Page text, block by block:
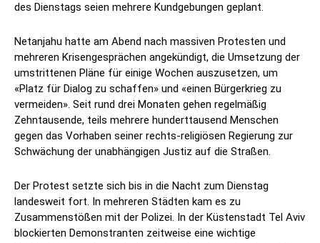
des Dienstags seien mehrere Kundgebungen geplant.
Netanjahu hatte am Abend nach massiven Protesten und
mehreren Krisengesprächen angekündigt, die Umsetzung der
umstrittenen Pläne für einige Wochen auszusetzen, um
«Platz für Dialog zu schaffen» und «einen Bürgerkrieg zu
vermeiden». Seit rund drei Monaten gehen regelmäßig
Zehntausende, teils mehrere hunderttausend Menschen
gegen das Vorhaben seiner rechts-religiösen Regierung zur
Schwächung der unabhängigen Justiz auf die Straßen.
Der Protest setzte sich bis in die Nacht zum Dienstag
landesweit fort. In mehreren Städten kam es zu
Zusammenstößen mit der Polizei. In der Küstenstadt Tel Aviv
blockierten Demonstranten zeitweise eine wichtige